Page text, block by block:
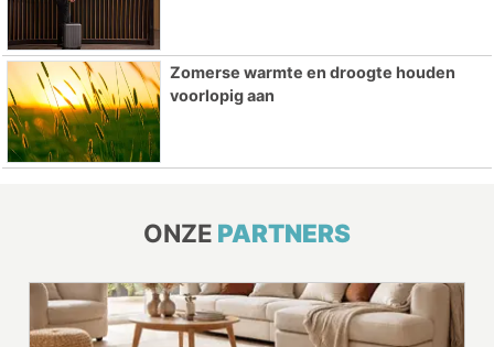
Zomerse warmte en droogte houden
voorlopig aan
ONZE PARTNERS